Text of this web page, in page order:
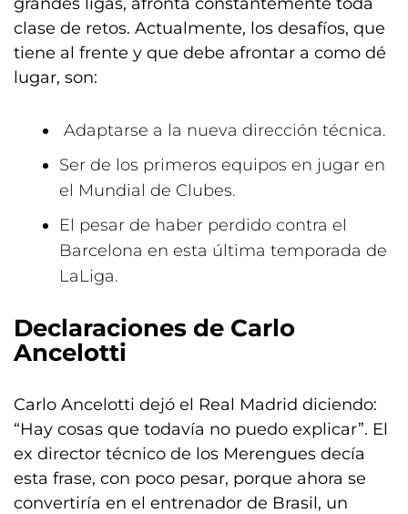
clase de retos. Actualmente, los desafíos, que
tiene al frente y que debe afrontar a como dé
lugar, son:
Adaptarse a la nueva dirección técnica.
Ser de los primeros equipos en jugar en
el Mundial de Clubes.
El pesar de haber perdido contra el
Barcelona en esta última temporada de
LaLiga.
Declaraciones de Carlo
Ancelotti
Carlo Ancelotti dejó el Real Madrid diciendo:
“Hay cosas que todavía no puedo explicar”. El
ex director técnico de los Merengues decía
esta frase, con poco pesar, porque ahora se
convertiría en el entrenador de Brasil, un